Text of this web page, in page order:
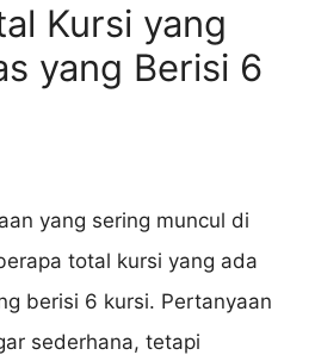
Kursi yang
yang Berisi 6
yang sering muncul di
total kursi yang ada
berisi 6 kursi. Pertanyaan
sederhana, tetapi